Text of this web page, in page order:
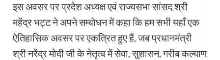
इस अवसर पर प्रदेश अध्यक्ष एवं राज्यसभा सांसद श्री
महेंद्र भट्ट ने अपने सम्बोधन में कहा कि हम सभी यहाँ एक
ऐतिहासिक अवसर पर एकत्रित हुए हैं, जब प्रधानमंत्री
श्री नरेंद्र मोदी जी के नेतृत्व में सेवा, सुशासन, गरीब कल्याण